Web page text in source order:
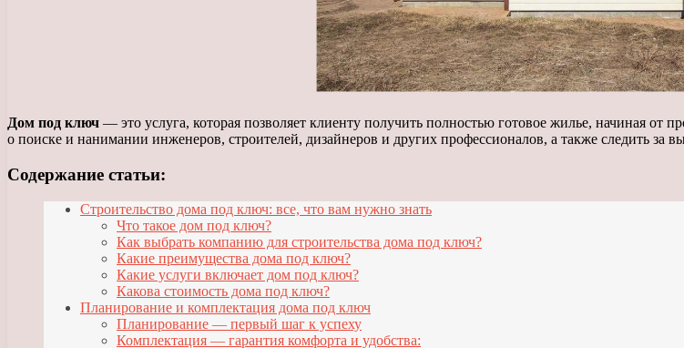
Дом под ключ — это услуга, которая позволяет клиенту получить полностью готовое жилье, начиная от
о поиске и нанимании инженеров, строителей, дизайнеров и других профессионалов, а также следить за
Содержание статьи:
Строительство дома под ключ: все, что вам нужно знать
Что такое дом под ключ?
Как выбрать компанию для строительства дома под ключ?
Какие преимущества дома под ключ?
Какие услуги включает дом под ключ?
Какова стоимость дома под ключ?
Планирование и комплектация дома под ключ
Планирование — первый шаг к успеху
Комплектация — гарантия комфорта и удобства: